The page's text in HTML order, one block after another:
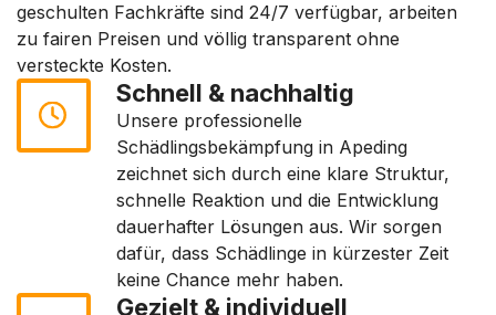
geschulten Fachkräfte sind 24/7 verfügbar, arbeiten
zu fairen Preisen und völlig transparent ohne
versteckte Kosten.
Schnell & nachhaltig
Unsere professionelle
Schädlingsbekämpfung in Apeding
zeichnet sich durch eine klare Struktur,
schnelle Reaktion und die Entwicklung
dauerhafter Lösungen aus. Wir sorgen
dafür, dass Schädlinge in kürzester Zeit
keine Chance mehr haben.
Gezielt & individuell